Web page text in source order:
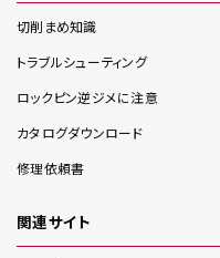
切削まめ知識
トラブルシューティング
ロックピン逆ジメに注意
カタログダウンロード
修理依頼書
関連サイト